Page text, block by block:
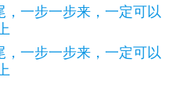
一步一步来，一定可以
一步一步来，一定可以